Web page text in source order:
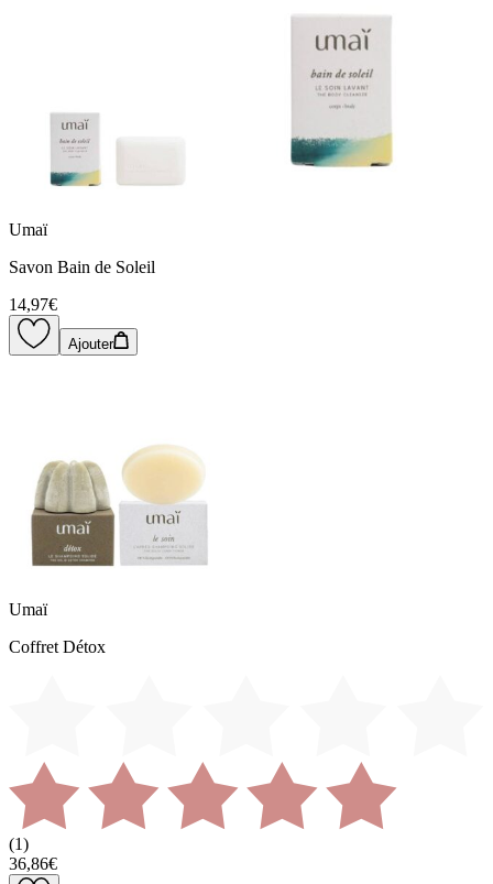
Umaï
Savon Bain de Soleil
14,97€
Ajouter
Umaï
Coffret Détox
(1)
36,86€